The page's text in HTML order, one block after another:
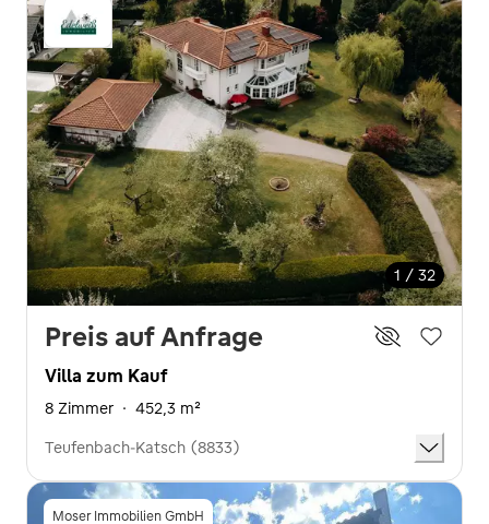
1 / 32
Preis auf Anfrage
Villa zum Kauf
8 Zimmer · 452,3 m²
Teufenbach-Katsch (8833)
Moser Immobilien GmbH